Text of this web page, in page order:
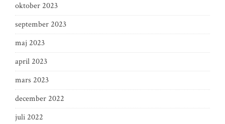
oktober 2023
september 2023
maj 2023
april 2023
mars 2023
december 2022
juli 2022